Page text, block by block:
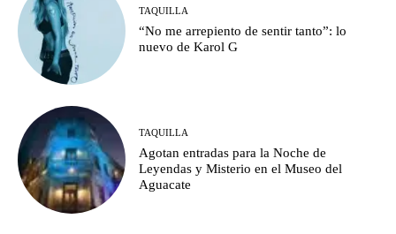
TAQUILLA
“No me arrepiento de sentir tanto”: lo
nuevo de Karol G
TAQUILLA
Agotan entradas para la Noche de
Leyendas y Misterio en el Museo del
Aguacate